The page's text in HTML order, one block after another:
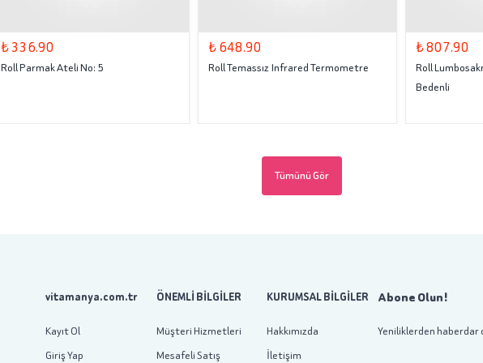
₺ 336.90
Roll Parmak Ateli No: 5
₺ 648.90
Roll Temassız Infrared Termometre
₺ 807.90
Roll
Bedenli
Tümünü Gör
vitamanya.com.tr
Kayıt Ol
Giriş Yap
ÖNEMLİ BİLGİLER
Müşteri Hizmetleri
Mesafeli Satış
KURUMSAL BİLGİLER
Hakkımızda
İletişim
Abone Olun!
Yeniliklerden haberdar